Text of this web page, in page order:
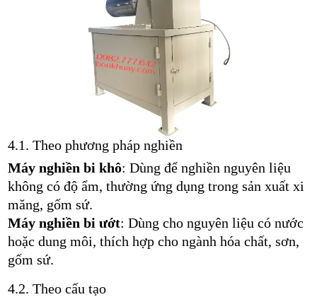
4.1. Theo phương pháp nghiền
Máy nghiền bi khô: Dùng để nghiền nguyên liệu
không có độ ẩm, thường ứng dụng trong sản xuất xi
măng, gốm sứ.
Máy nghiền bi ướt: Dùng cho nguyên liệu có nước
hoặc dung môi, thích hợp cho ngành hóa chất, sơn,
gốm sứ.
4.2. Theo cấu tạo